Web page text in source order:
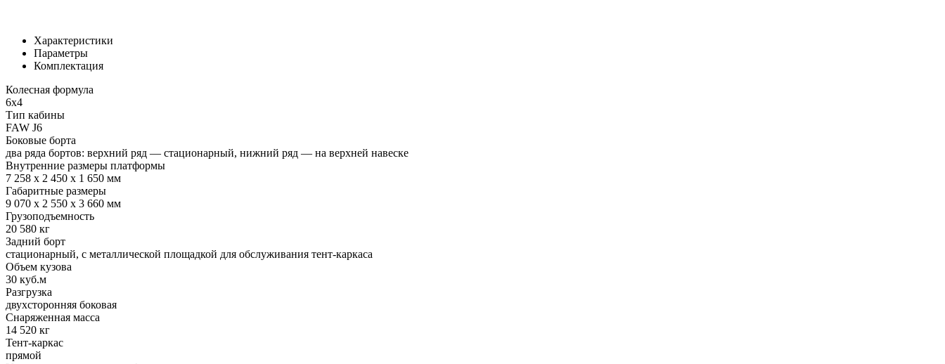
Характеристики
Параметры
Комплектация
Колесная формула
6х4
Тип кабины
FAW J6
Боковые борта
два ряда бортов: верхний ряд — стационарный, нижний ряд — на верхней навеске
Внутренние размеры платформы
7 258 х 2 450 х 1 650 мм
Габаритные размеры
9 070 х 2 550 х 3 660 мм
Грузоподъемность
20 580 кг
Задний борт
стационарный, с металлической площадкой для обслуживания тент-каркаса
Объем кузова
30 куб.м
Разгрузка
двухсторонняя боковая
Снаряженная масса
14 520 кг
Тент-каркас
прямой